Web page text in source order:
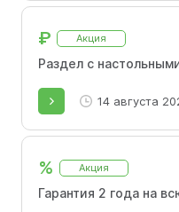
₽ Акция
Раздел с
14 августа
% Акция
Гарантия 2 года на